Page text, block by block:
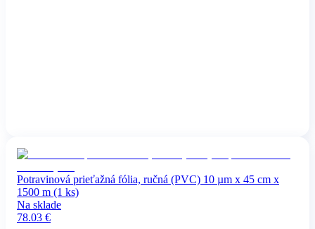
Potravinová prieťažná fólia, ručná (PVC) 10 µm x 45 cm x
1500 m (1 ks)
Na sklade
78.03 €